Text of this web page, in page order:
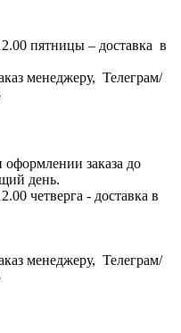
пятницы – доставка в
менеджеру, Телеграм/
заказа до
день.
четверга - доставка в
менеджеру, Телеграм/